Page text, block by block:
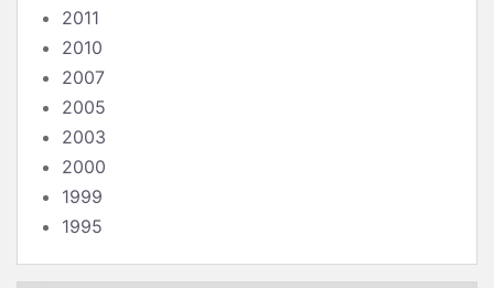
2011
2010
2007
2005
2003
2000
1999
1995